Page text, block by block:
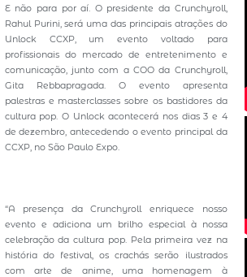
E não para por aí. O presidente da Crunchyroll,
Rahul Purini, será uma das principais atrações do
Unlock CCXP, um evento voltado para
profissionais do mercado de entretenimento e
comunicação, junto com a COO da Crunchyroll,
Gita Rebbapragada. O evento apresenta
palestras e masterclasses sobre os bastidores da
cultura pop. O Unlock acontecerá nos dias 3 e 4
de dezembro, antecedendo o evento principal da
CCXP, no São Paulo Expo.
“A presença da Crunchyroll enriquece nosso
evento e adiciona um brilho especial à nossa
celebração da cultura pop. Pela primeira vez na
história do festival, os crachás serão ilustrados
com arte de anime, uma homenagem à